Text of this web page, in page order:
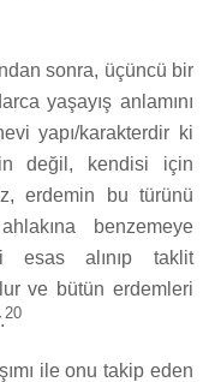
sonra, üçüncü bir
yaşayış anlamını
yapı/karakterdir ki
değil, kendisi için
erdemin bu türünü
benzemeye
esas alınıp taklit
ve bütün erdemleri
20
ile onu takip eden